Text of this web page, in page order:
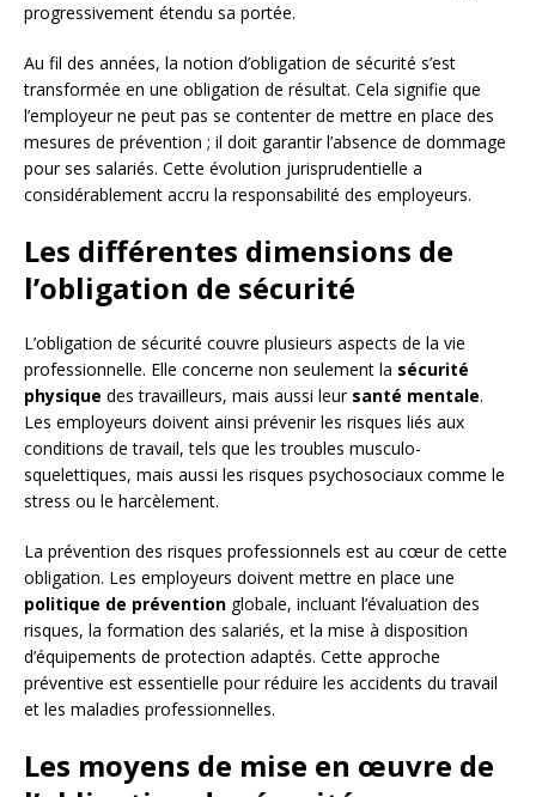
progressivement étendu sa portée.
Au fil des années, la notion d’obligation de sécurité s’est
transformée en une obligation de résultat. Cela signifie que
l’employeur ne peut pas se contenter de mettre en place des
mesures de prévention ; il doit garantir l’absence de dommage
pour ses salariés. Cette évolution jurisprudentielle a
considérablement accru la responsabilité des employeurs.
Les différentes dimensions de
l’obligation de sécurité
L’obligation de sécurité couvre plusieurs aspects de la vie
professionnelle. Elle concerne non seulement la sécurité
physique des travailleurs, mais aussi leur santé mentale.
Les employeurs doivent ainsi prévenir les risques liés aux
conditions de travail, tels que les troubles musculo-
squelettiques, mais aussi les risques psychosociaux comme le
stress ou le harcèlement.
La prévention des risques professionnels est au cœur de cette
obligation. Les employeurs doivent mettre en place une
politique de prévention globale, incluant l’évaluation des
risques, la formation des salariés, et la mise à disposition
d’équipements de protection adaptés. Cette approche
préventive est essentielle pour réduire les accidents du travail
et les maladies professionnelles.
Les moyens de mise en œuvre de